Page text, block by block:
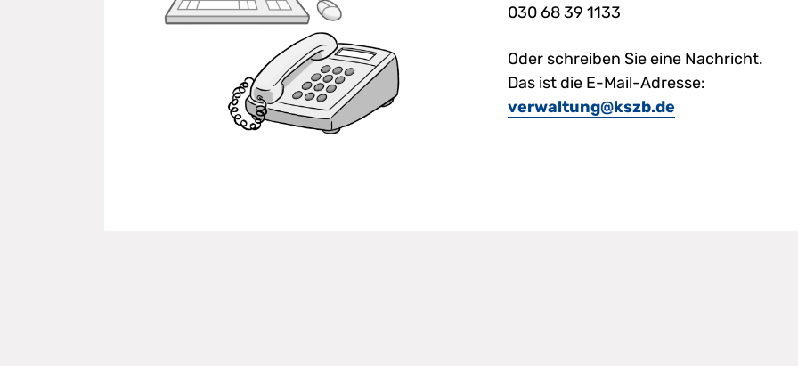
030 68 39 1133
Oder schreiben Sie eine Nachricht.
Das ist die E-Mail-Adresse:
verwaltung@kszb.de